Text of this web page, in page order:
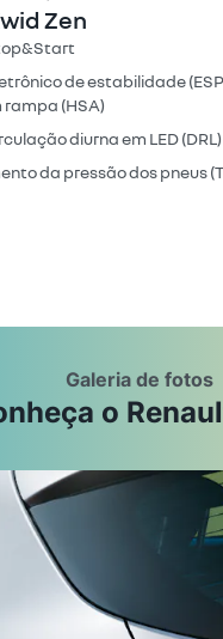
Zen
de estabilidade
(HSA)
diurna em LED (DRL)
da pressão dos pneus
Galeria de fotos
o